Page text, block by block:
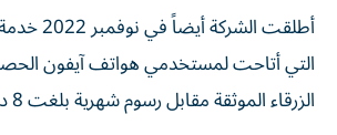
أطلقت
التي أتاحت لمستخدمي هواتف آيفون
الزرقاء الموثقة مقابل رسوم شهرية بلغت 8 دولارات.